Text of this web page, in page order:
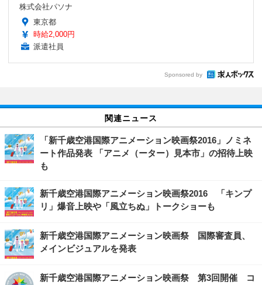
株式会社パソナ
東京都
時給2,000円
派遣社員
Sponsored by
関連ニュース
「新千歳空港国際アニメーション映画祭2016」ノミネ
ート作品発表 「アニメ（ーター）見本市」の招待上映
も
新千歳空港国際アニメーション映画祭2016 「キンプ
リ」爆音上映や「風立ちぬ」トークショーも
新千歳空港国際アニメーション映画祭 国際審査員、
メインビジュアルを発表
新千歳空港国際アニメーション映画祭 第3回開催 コ